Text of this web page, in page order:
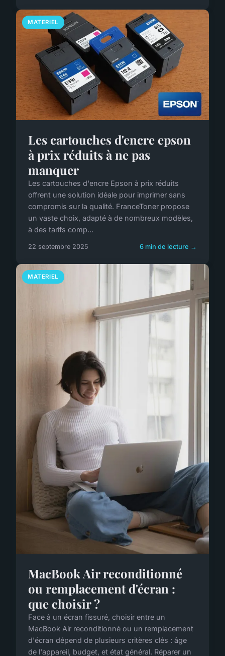
MATERIEL
Les cartouches d'encre epson
à prix réduits à ne pas
manquer
Les cartouches d'encre Epson à prix réduits
offrent une solution idéale pour imprimer sans
compromis sur la qualité. FranceToner propose
un vaste choix, adapté à de nombreux modèles,
à des tarifs comp...
22 septembre 2025 6 min de lecture →
MATERIEL
MacBook Air reconditionné
ou remplacement d'écran :
que choisir ?
Face à un écran fissuré, choisir entre un
MacBook Air reconditionné ou un remplacement
d'écran dépend de plusieurs critères clés : âge
de l'appareil, budget, et état général. Réparer un